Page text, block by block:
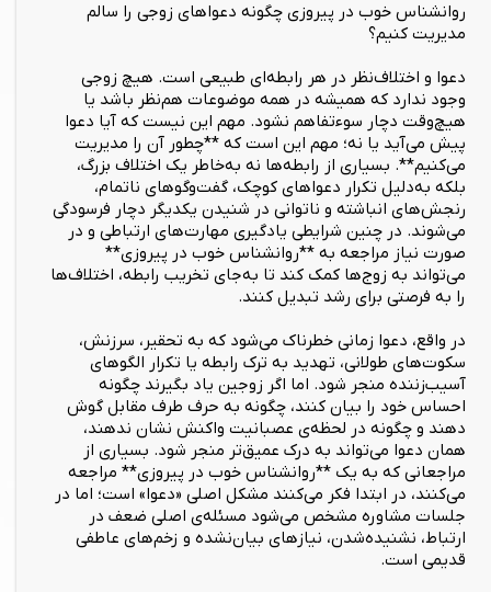
روانشناس خوب در پیروزی چگونه دعواهای زوجی را سالم
مدیریت کنیم؟
دعوا و اختلاف‌نظر در هر رابطه‌ای طبیعی است. هیچ زوجی
وجود ندارد که همیشه در همه موضوعات هم‌نظر باشد یا
هیچ‌وقت دچار سوءتفاهم نشود. مهم این نیست که آیا دعوا
پیش می‌آید یا نه؛ مهم این است که **چطور آن را مدیریت
می‌کنیم**. بسیاری از رابطه‌ها نه به‌خاطر یک اختلاف بزرگ،
بلکه به‌دلیل تکرار دعواهای کوچک، گفت‌وگوهای ناتمام،
رنجش‌های انباشته و ناتوانی در شنیدن یکدیگر دچار فرسودگی
می‌شوند. در چنین شرایطی یادگیری مهارت‌های ارتباطی و در
صورت نیاز مراجعه به **روانشناس خوب در پیروزی**
می‌تواند به زوج‌ها کمک کند تا به‌جای تخریب رابطه، اختلاف‌ها
را به فرصتی برای رشد تبدیل کنند.
در واقع، دعوا زمانی خطرناک می‌شود که به تحقیر، سرزنش،
سکوت‌های طولانی، تهدید به ترک رابطه یا تکرار الگوهای
آسیب‌زننده منجر شود. اما اگر زوجین یاد بگیرند چگونه
احساس خود را بیان کنند، چگونه به حرف طرف مقابل گوش
دهند و چگونه در لحظه‌ی عصبانیت واکنش نشان ندهند،
همان دعوا می‌تواند به درک عمیق‌تر منجر شود. بسیاری از
مراجعانی که به یک **روانشناس خوب در پیروزی** مراجعه
می‌کنند، در ابتدا فکر می‌کنند مشکل اصلی «دعوا» است؛ اما در
جلسات مشاوره مشخص می‌شود مسئله‌ی اصلی ضعف در
ارتباط، نشنیده‌شدن، نیازهای بیان‌نشده و زخم‌های عاطفی
قدیمی است.